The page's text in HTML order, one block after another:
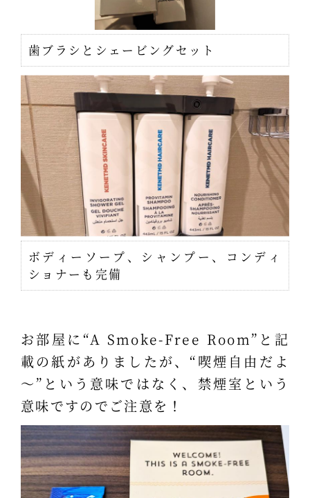
歯ブラシとシェービングセット
ボディーソープ、シャンプー、コンディ
ショナーも完備
お部屋に“A Smoke-Free Room”と記
載の紙がありましたが、“喫煙自由だよ
～”という意味ではなく、禁煙室という
意味ですのでご注意を！